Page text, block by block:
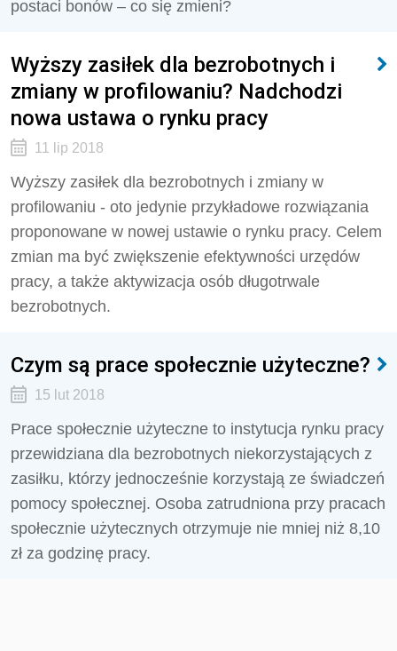
postaci bonów – co się zmieni?
Wyższy zasiłek dla bezrobotnych i
zmiany w profilowaniu? Nadchodzi
nowa ustawa o rynku pracy
11 lip 2018
Wyższy zasiłek dla bezrobotnych i zmiany w
profilowaniu - oto jedynie przykładowe rozwiązania
proponowane w nowej ustawie o rynku pracy. Celem
zmian ma być zwiększenie efektywności urzędów
pracy, a także aktywizacja osób długotrwale
bezrobotnych.
Czym są prace społecznie użyteczne?
15 lut 2018
Prace społecznie użyteczne to instytucja rynku pracy
przewidziana dla bezrobotnych niekorzystających z
zasiłku, którzy jednocześnie korzystają ze świadczeń
pomocy społecznej. Osoba zatrudniona przy pracach
społecznie użytecznych otrzymuje nie mniej niż 8,10
zł za godzinę pracy.